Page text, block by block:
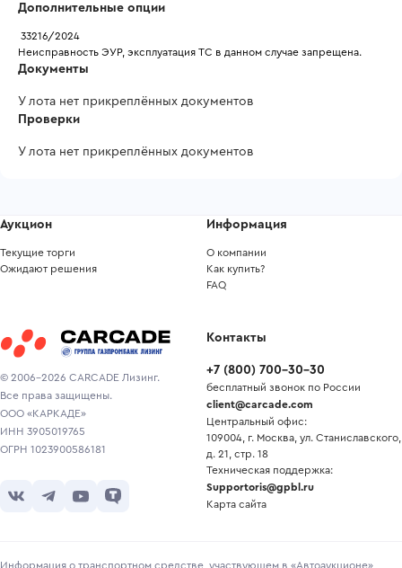
Дополнительные опции
33216/2024
Неисправность ЭУР, эксплуатация ТС в данном случае запрещена.
Документы
У лота нет прикреплённых документов
Проверки
У лота нет прикреплённых документов
© 2006-2026 CARCADE Лизинг.
Все права защищены.
ООО «КАРКАДЕ»
ИНН 3905019765
ОГРН 1023900586181
Аукцион
Текущие торги
Ожидают решения
Информация
О компании
Как купить?
FAQ
Контакты
+7 (800) 700-30-30
бесплатный звонок по России
client@carcade.com
Центральный офис:
109004, г. Москва, ул. Станиславского,
д. 21, стр. 18
Техническая поддержка:
Supportoris@gpbl.ru
Карта сайта
Информация о транспортном средстве, участвующем в «Автоаукционе»,